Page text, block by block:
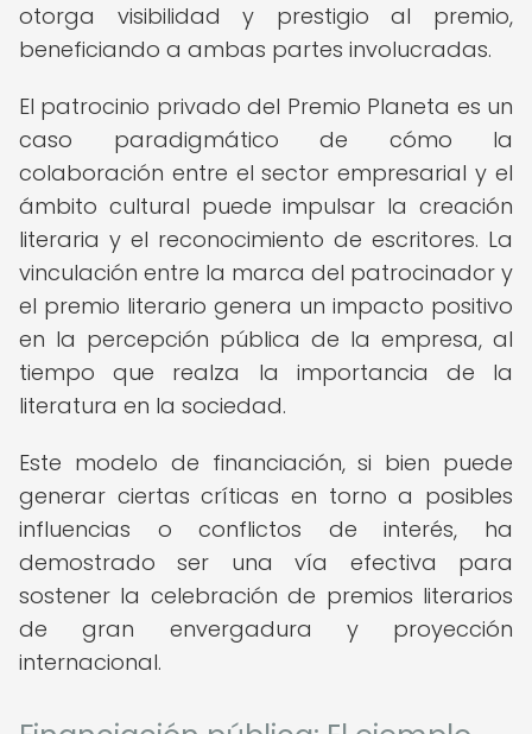
otorga visibilidad y prestigio al premio,
beneficiando a ambas partes involucradas.
El patrocinio privado del Premio Planeta es un
caso paradigmático de cómo la
colaboración entre el sector empresarial y el
ámbito cultural puede impulsar la creación
literaria y el reconocimiento de escritores. La
vinculación entre la marca del patrocinador y
el premio literario genera un impacto positivo
en la percepción pública de la empresa, al
tiempo que realza la importancia de la
literatura en la sociedad.
Este modelo de financiación, si bien puede
generar ciertas críticas en torno a posibles
influencias o conflictos de interés, ha
demostrado ser una vía efectiva para
sostener la celebración de premios literarios
de gran envergadura y proyección
internacional.